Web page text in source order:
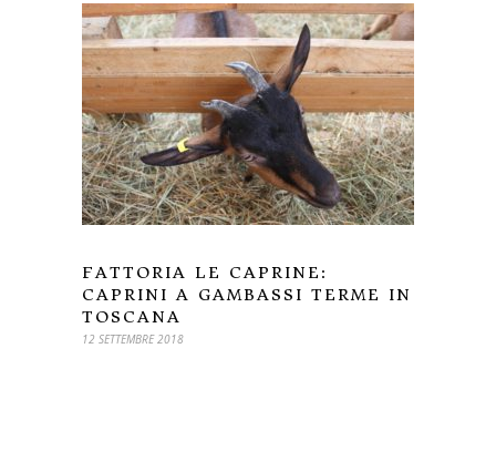
FATTORIA LE CAPRINE:
CAPRINI A GAMBASSI TERME IN
TOSCANA
12 SETTEMBRE 2018